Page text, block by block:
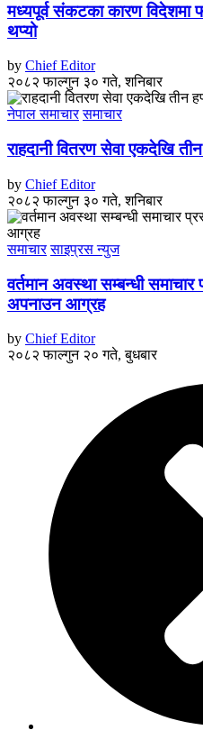
मध्यपूर्व संकटका कारण
थप्यो
by Chief Editor
२०८२ फाल्गुन ३० गते, शनिबार
नेपाल समाचार समाचार
राहदानी वितरण सेवा एकदेखि
by Chief Editor
२०८२ फाल्गुन ३० गते, शनिबार
समाचार साइप्रस न्युज
वर्तमान अवस्था सम्बन्धी समाचार
अपनाउन आग्रह
by Chief Editor
२०८२ फाल्गुन २० गते, बुधबार